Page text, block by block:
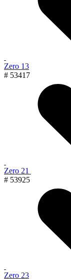
Zero 13
# 53417
Zero 21
# 53925
Zero 23